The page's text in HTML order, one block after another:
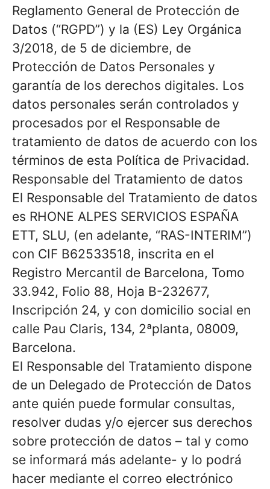
Reglamento General de Protección de
Datos (“RGPD”) y la (ES) Ley Orgánica
3/2018, de 5 de diciembre, de
Protección de Datos Personales y
garantía de los derechos digitales. Los
datos personales serán controlados y
procesados por el Responsable de
tratamiento de datos de acuerdo con los
términos de esta Política de Privacidad.
Responsable del Tratamiento de datos
El Responsable del Tratamiento de datos
es RHONE ALPES SERVICIOS ESPAÑA
ETT, SLU, (en adelante, “RAS-INTERIM”)
con CIF B62533518, inscrita en el
Registro Mercantil de Barcelona, Tomo
33.942, Folio 88, Hoja B-232677,
Inscripción 24, y con domicilio social en
calle Pau Claris, 134, 2ªplanta, 08009,
Barcelona.
El Responsable del Tratamiento dispone
de un Delegado de Protección de Datos
ante quién puede formular consultas,
resolver dudas y/o ejercer sus derechos
sobre protección de datos – tal y como
se informará más adelante- y lo podrá
hacer mediante el correo electrónico